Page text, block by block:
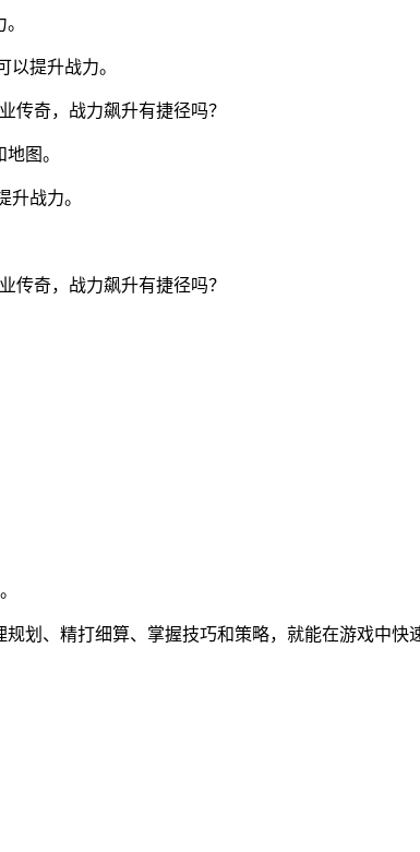
提升战力。
图。
战力。
划、精打细算、掌握技巧和策略，就能在游戏中